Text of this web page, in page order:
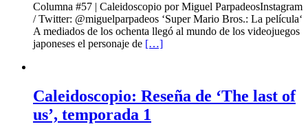
Columna #57 | Caleidoscopio por Miguel ParpadeosInstagram
/ Twitter: @miguelparpadeos ‘Super Mario Bros.: La película‘
A mediados de los ochenta llegó al mundo de los videojuegos
japoneses el personaje de […]
Caleidoscopio: Reseña de ‘The last of
us’, temporada 1